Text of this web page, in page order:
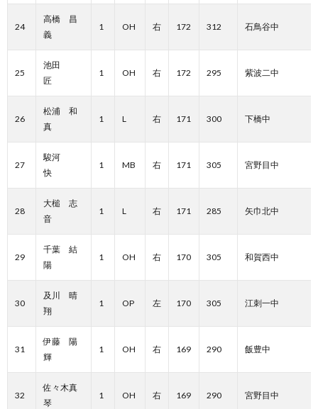
24
高橋 昌
義
1 OH 右 172 312 石鳥谷中
25
池田
匠
1 OH 右 172 295 紫波二中
26
松浦 和
真
1 L 右 171 300 下橋中
27
駿河
快
1 MB 右 171 305 宮野目中
28
大槌 志
音
1 L 右 171 285 矢巾北中
29
千葉 結
陽
1 OH 右 170 305 和賀西中
30
及川 晴
翔
1 OP 左 170 305 江刺一中
31
伊藤 陽
輝
1 OH 右 169 290 飯豊中
32
佐々木真
琴
1 OH 右 169 290 宮野目中